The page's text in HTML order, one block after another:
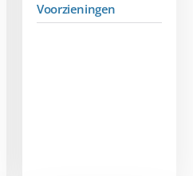
Voorzieningen